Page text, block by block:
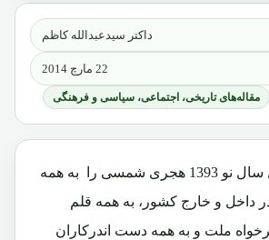
داکتر سیدعبدالله کاظم
22 مارچ 2014
مقاله‌های تاریخی، اجتماعی، سیاسی و فرهنگی
(اولتر ازهمه حلول سال نو 1393 هجری شمسی را به همه
داخل و خارج کشور، به همه قلم
ملت و به همه دست اندرکاران